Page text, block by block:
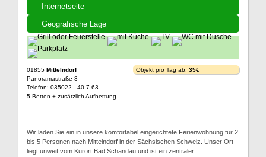
Internetseite
Geografische Lage
01855 Mittelndorf
Panoramastraße 3
Telefon: 035022 - 40 7 63
5 Betten + zusätzlich Aufbettung
Objekt pro Tag ab: 35€
Wir laden Sie ein in unsere komfortabel eingerichtete Ferienwohnung für 2
bis 5 Personen nach Mittelndorf in der Sächsischen Schweiz. Unser Ort
liegt unweit vom Kurort Bad Schandau und ist ein zentraler